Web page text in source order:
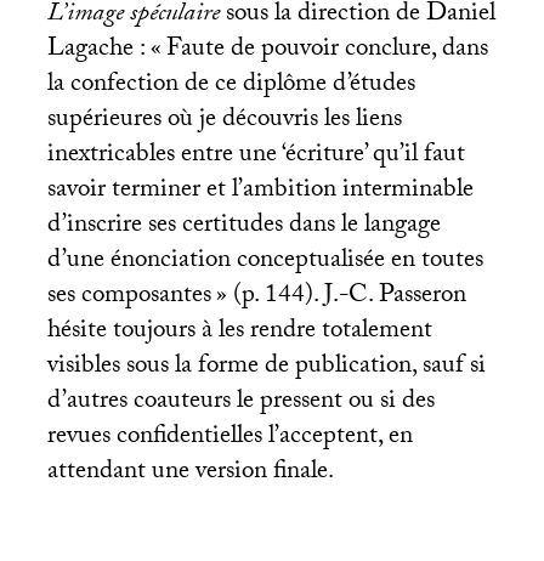
L’image spéculairesous la direction de Daniel
Lagache : «Faute de pouvoir conclure, dans
la confection de ce diplôme d’études
supérieures où je découvris les liens
inextricables entre une ‘écriture’ qu’il faut
savoir terminer et l’ambition interminable
d’inscrire ses certitudes dans le langage
d’une énonciation conceptualisée en toutes
ses composantes» (p. 144). J.-C. Passeron
hésite toujours à les rendre totalement
visibles sous la forme de publication, sauf si
d’autres coauteurs le pressent ou si des
revues confidentielles l’acceptent, en
attendant une version finale.